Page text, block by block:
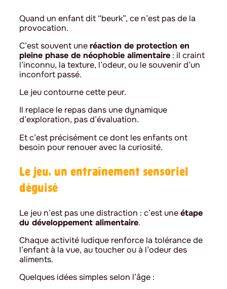
Quand un enfant dit “beurk”, ce n’est pas de la
provocation.
C’est souvent uneréaction de protection en
pleine phase de néophobie alimentaire : il craint
l’inconnu, la texture, l’odeur, ou le souvenir d’un
inconfort passé.
Le jeu contourne cette peur.
Il replace le repas dans une dynamique
d’exploration, pas d’évaluation.
Et c’est précisément ce dont les enfants ont
besoin pour renouer avec la curiosité.
Le jeu, un entraînement sensoriel
déguisé
Le jeu n’est pas une distraction : c’est uneétape
du développement alimentaire.
Chaque activité ludique renforce la tolérance de
l’enfant à la vue, au toucher ou à l’odeur des
aliments.
Quelques idées simples selon l’âge :